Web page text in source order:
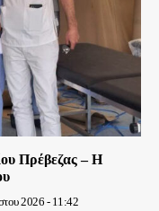
Πρέβεζας – Η
2026 - 11:42